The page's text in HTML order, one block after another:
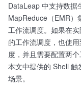
DataLeap 中支持数据
MapReduce（EMR）
工作流调度。如果在
的工作流调度，也使
度，并且需要配置两
本文中提供的 Shell
场景。